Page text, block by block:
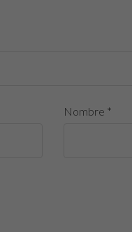
Nombre *